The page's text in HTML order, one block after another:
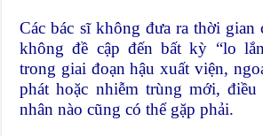
Các bác sĩ không đưa ra thời gian
không đề cập đến bất kỳ “lo
trong giai đoạn hậu xuất viện,
phát hoặc nhiễm trùng mới,
nhân nào cũng có thể gặp phải.